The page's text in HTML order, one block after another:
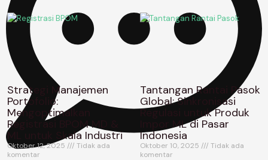
Strategi Manajemen
Portofolio:
Mengoptimalkan
Registrasi BPOM MD &
ML untuk Skala Industri
Oktober 12, 2025
Tidak ada
komentar
Tantangan Rantai Pasok
Global: Sinkronisasi
Regulasi untuk Produk
Impor ML di Pasar
Indonesia
Oktober 10, 2025
Tidak ada
komentar